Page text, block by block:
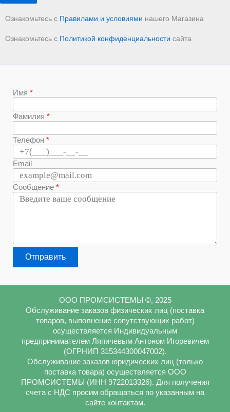
Ознакомьтесь с Правилами и условиями нашего Магазина
Ознакомьтесь с Политикой конфиденциальности сайта
Имя
Фамилия
Телефон
Email
Сообщение
Отправить
ООО ПРОМСИСТЕМЫ ©, 2025
Обслуживание заказов физических лиц (поставка
товаров, выполнение сопутствующих работ)
осуществляется Индивидуальным
предпринимателем Ляпичевым Антоном Игоревичем
(ОГРНИП 315344300047002).
Обслуживание заказов юридических лиц (только
поставка товара) осуществляется ООО
ПРОМСИСТЕМЫ (ИНН 9722013326). Для получения
счета с НДС просим обращаться по указанным на
сайте контактам.